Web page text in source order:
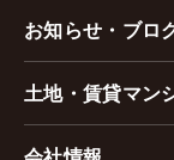
お知らせ・ブロ
土地・賃貸マン